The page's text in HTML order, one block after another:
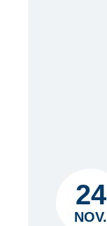
24
NOV.